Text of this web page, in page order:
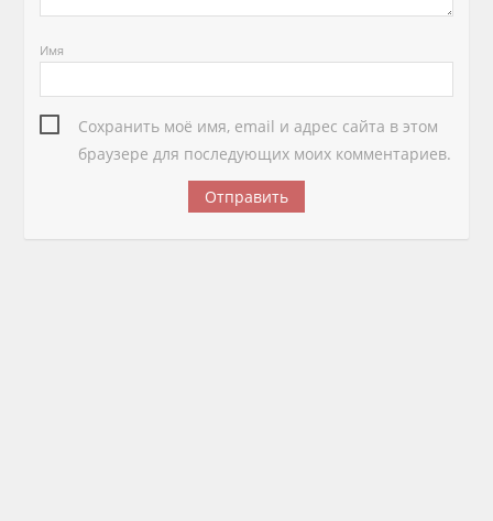
Имя
Сохранить моё имя, email и адрес сайта в этом
браузере для последующих моих комментариев.